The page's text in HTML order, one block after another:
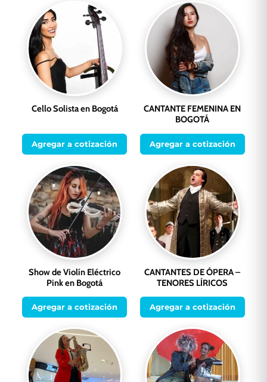
Cello Solista en Bogotá
Agregar a cotización
CANTANTE FEMENINA EN
BOGOTÁ
Agregar a cotización
Show de Violín Eléctrico
Pink en Bogotá
Agregar a cotización
CANTANTES DE ÓPERA –
TENORES LÍRICOS
Agregar a cotización